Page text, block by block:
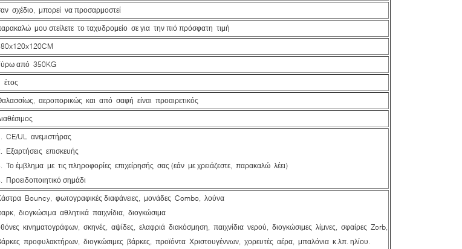
σχέδιο, μπορεί να προσαρμοστεί
μου στείλετε το ταχυδρομείο σε για την πιό πρόσφατη τιμή
από 350KG
έτος
αεροπορικώς και από σαφή είναι προαιρετικός
CE/UL ανεμιστήρας
Εξαρτήσεις επισκευής
Το έμβλημα με τις πληροφορίες επιχείρησής σας (εάν με χρειάζεστε, παρακαλώ λέει)
Προειδοποιητικό σημάδι
Bouncy, φωτογραφικές διαφάνειες, μονάδες Combo, λούνα
διογκώσιμα αθλητικά παιχνίδια, διογκώσιμα
κινηματογράφων, σκηνές, αψίδες, ελαφριά διακόσμηση, παιχνίδια νερού, διογκώσιμες λίμνες, σφαίρες Zorb,
προφυλακτήρων, διογκώσιμες βάρκες, προϊόντα Χριστουγέννων, χορευτές αέρα, μπαλόνια κ.λπ. ηλίου.